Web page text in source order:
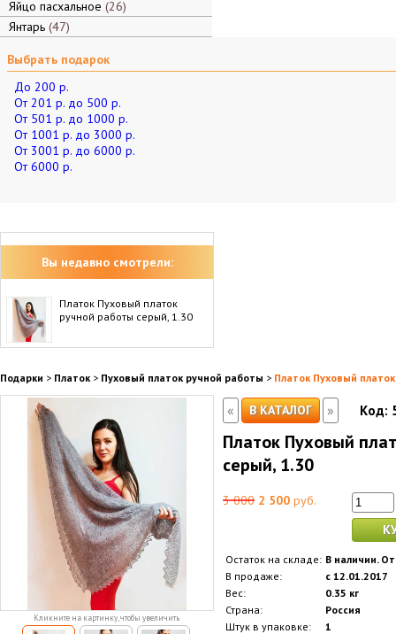
Яйцо пасхальное 26
Янтарь 47
Выбрать подарок
До 200 р.
От 201 р. до 500 р.
От 501 р. до 1000 р.
От 1001 р. до 3000 р.
От 3001 р. до 6000 р.
От 6000 р.
Вы недавно смотрели:
Платок Пуховый платок
ручной работы серый, 1.30
Подарки > Платок > Пуховый платок ручной работы > Платок Пуховый
Кликните на картинку, чтобы увеличить
« В КАТАЛОГ » Код:
Платок Пуховый
серый, 1.30
3 000 2 500 руб.
Остаток на складе: В наличии.
В продаже:
с 12.01.2017
Вес:
0.35 кг
Страна:
Россия
Штук в упаковке:
1